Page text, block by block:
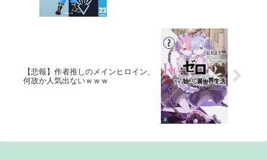
【悲報】作者推しのメインヒロイン、
何故か人気出ないｗｗｗ